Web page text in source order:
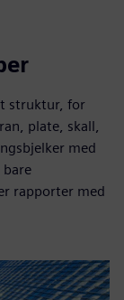
struktur, for
plate, skall,
med
rapporter med